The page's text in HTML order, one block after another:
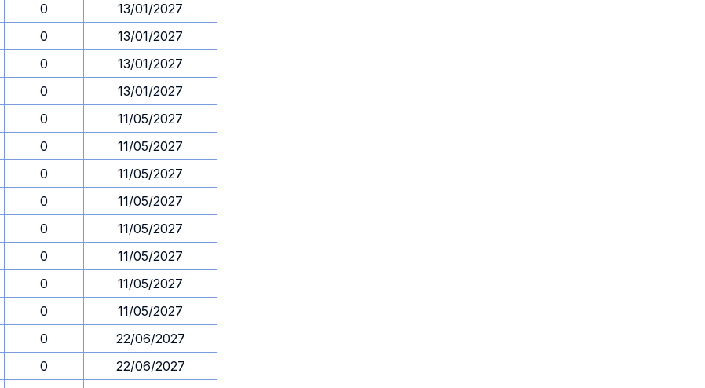
0
13/01/2027
0
13/01/2027
0
13/01/2027
0
13/01/2027
0
11/05/2027
0
11/05/2027
0
11/05/2027
0
11/05/2027
0
11/05/2027
0
11/05/2027
0
11/05/2027
0
11/05/2027
0
22/06/2027
0
22/06/2027